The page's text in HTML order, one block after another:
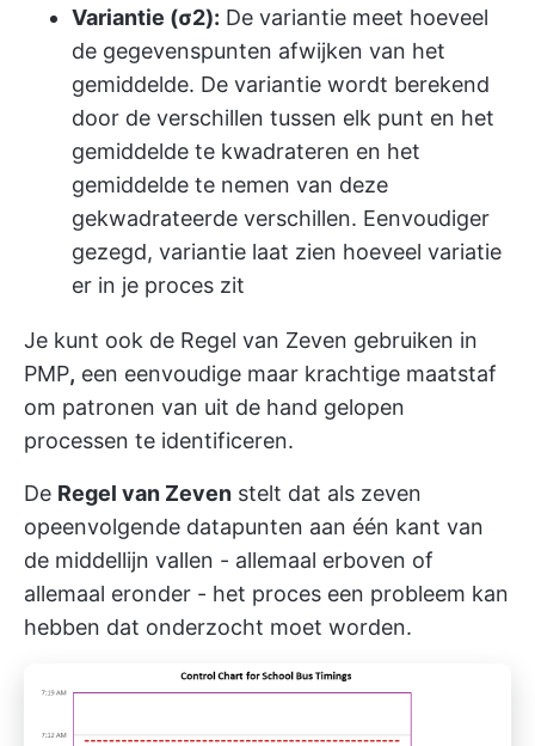
Variantie (σ2): De variantie meet hoeveel
de gegevenspunten afwijken van het
gemiddelde. De variantie wordt berekend
door de verschillen tussen elk punt en het
gemiddelde te kwadrateren en het
gemiddelde te nemen van deze
gekwadrateerde verschillen. Eenvoudiger
gezegd, variantie laat zien hoeveel variatie
er in je proces zit
Je kunt ook de Regel van Zeven gebruiken in
PMP, een eenvoudige maar krachtige maatstaf
om patronen van uit de hand gelopen
processen te identificeren.
De Regel van Zeven stelt dat als zeven
opeenvolgende datapunten aan één kant van
de middellijn vallen - allemaal erboven of
allemaal eronder - het proces een probleem kan
hebben dat onderzocht moet worden.